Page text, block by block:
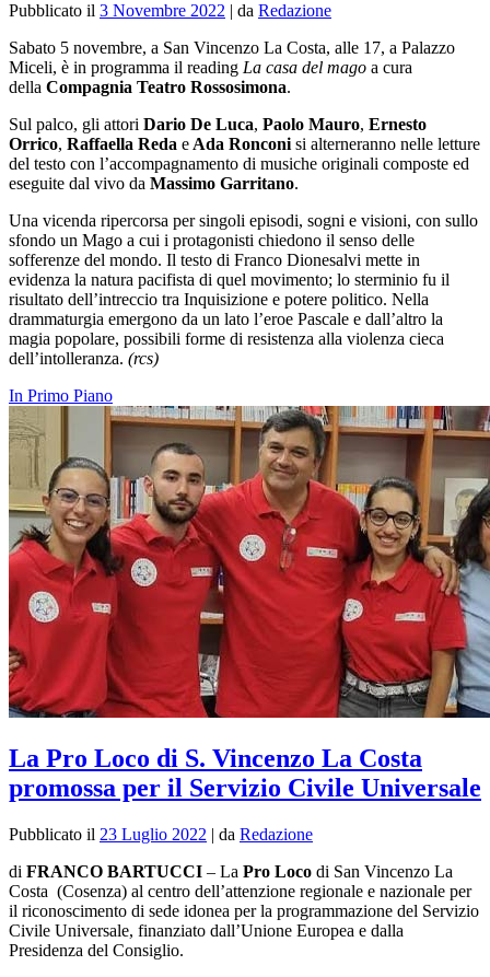
Pubblicato il 3 Novembre 2022 | da Redazione
Sabato 5 novembre, a San Vincenzo La Costa, alle 17, a Palazzo
Miceli, è in programma il reading La casa del mago a cura
della Compagnia Teatro Rossosimona.
Sul palco, gli attori Dario De Luca, Paolo Mauro, Ernesto
Orrico, Raffaella Reda e Ada Ronconi si alterneranno nelle letture
del testo con l’accompagnamento di musiche originali composte ed
eseguite dal vivo da Massimo Garritano.
Una vicenda ripercorsa per singoli episodi, sogni e visioni, con sullo
sfondo un Mago a cui i protagonisti chiedono il senso delle
sofferenze del mondo. Il testo di Franco Dionesalvi mette in
evidenza la natura pacifista di quel movimento; lo sterminio fu il
risultato dell’intreccio tra Inquisizione e potere politico. Nella
drammaturgia emergono da un lato l’eroe Pascale e dall’altro la
magia popolare, possibili forme di resistenza alla violenza cieca
dell’intolleranza. (rcs)
In Primo Piano
La Pro Loco di S. Vincenzo La Costa
promossa per il Servizio Civile Universale
Pubblicato il 23 Luglio 2022 | da Redazione
di FRANCO BARTUCCI – La Pro Loco di San Vincenzo La
Costa (Cosenza) al centro dell’attenzione regionale e nazionale per
il riconoscimento di sede idonea per la programmazione del Servizio
Civile Universale, finanziato dall’Unione Europea e dalla
Presidenza del Consiglio.